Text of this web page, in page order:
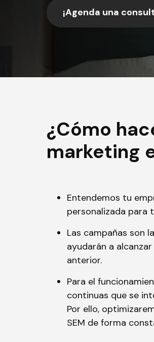
¡Agenda una
¿Cómo
marketing
Entendemos tu
personalizada para
Las campañas son
ayudarán a
anterior.
Para el
continuas que se
Por ello,
SEM de forma